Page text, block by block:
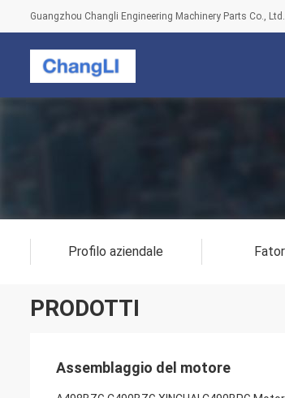
Guangzhou Changli Engineering Machinery Parts Co., Ltd.
Profilo aziendale
PRODOTTI
Assemblaggio del motore